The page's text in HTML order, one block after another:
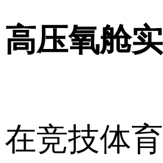
高压氧舱
在竞技体